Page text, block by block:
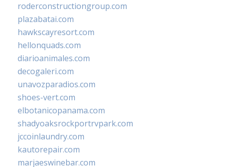
roderconstructiongroup.com
plazabatai.com
hawkscayresort.com
hellonquads.com
diarioanimales.com
decogaleri.com
unavozparadios.com
shoes-vert.com
elbotanicopanama.com
shadyoaksrockportrvpark.com
jccoinlaundry.com
kautorepair.com
marjaeswinebar.com